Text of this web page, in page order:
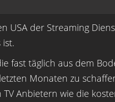
USA der Streaming
fast täglich aus dem
Monaten zu
Anbietern wie die